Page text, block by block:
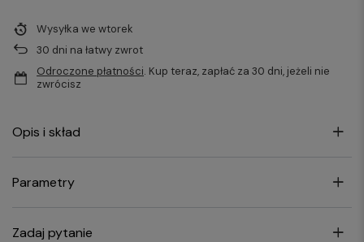
Wysyłka we wtorek
30 dni na łatwy zwrot
Odroczone płatności. Kup teraz, zapłać za 30 dni, jeżeli nie
zwrócisz
Opis i skład
Parametry
Zadaj pytanie